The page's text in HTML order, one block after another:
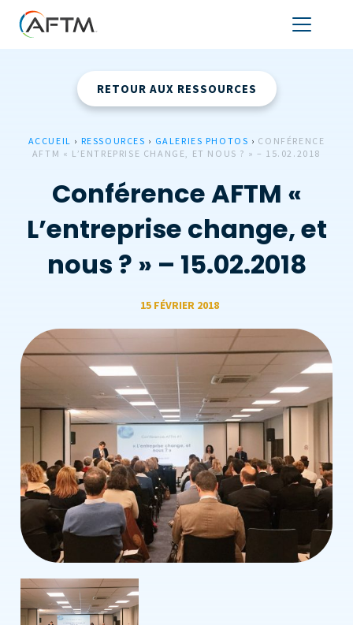
RETOUR AUX RESSOURCES
ACCUEIL › RESSOURCES › GALERIES PHOTOS › CONFÉRENCE
AFTM « L’ENTREPRISE CHANGE, ET NOUS ? » – 15.02.2018
Conférence AFTM «
L’entreprise change, et
nous ? » – 15.02.2018
15 FÉVRIER 2018